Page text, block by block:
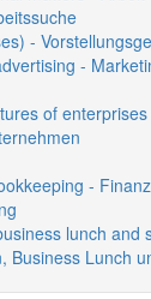
-
-
of
-
lunch and
Business Lunch